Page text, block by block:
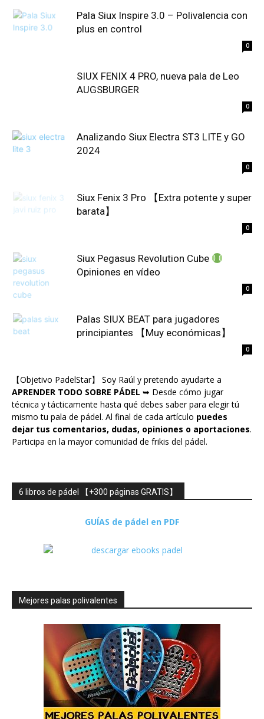
Pala Siux Inspire 3.0 – Polivalencia con
plus en control
0
SIUX FENIX 4 PRO, nueva pala de Leo
AUGSBURGER
0
Analizando Siux Electra ST3 LITE y GO
2024
0
Siux Fenix 3 Pro 【Extra potente y super
barata】
0
Siux Pegasus Revolution Cube
Opiniones en vídeo
0
Palas SIUX BEAT para jugadores
principiantes 【Muy económicas】
0
【Objetivo PadelStar】 Soy Raúl y pretendo ayudarte a
APRENDER TODO SOBRE PÁDEL ➥ Desde cómo jugar
técnica y tácticamente hasta qué debes saber para elegir tú
mismo tu pala de pádel. Al final de cada artículo puedes
dejar tus comentarios, dudas, opiniones o aportaciones.
Participa en la mayor comunidad de frikis del pádel.
6 libros de pádel 【+300 páginas GRATIS】
GUÍAS de pádel en PDF
Mejores palas polivalentes